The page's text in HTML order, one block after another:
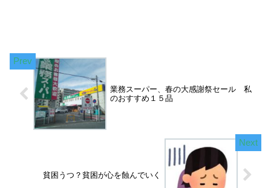
業務スーパー、春の大感謝祭セール 私
のおすすめ１５品
貧困うつ？貧困が心を蝕んでいく